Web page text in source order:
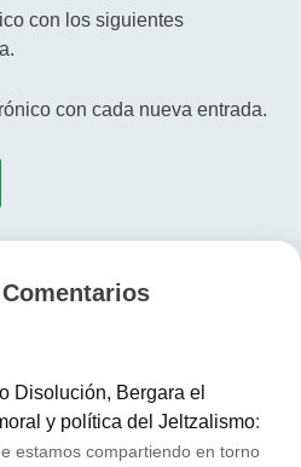
con los siguientes
con cada nueva entrada.
Disolución, Bergara el
y política del Jeltzalismo:
estamos compartiendo en torno